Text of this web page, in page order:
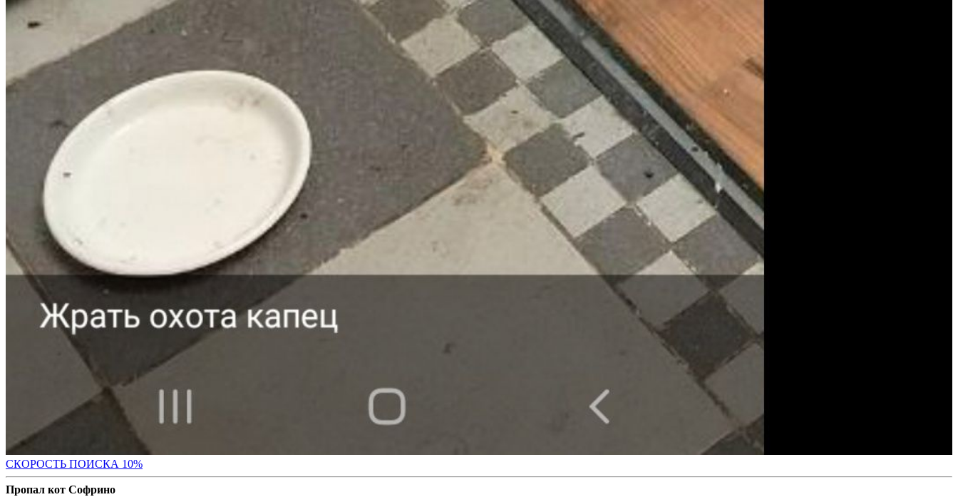
СКОРОСТЬ ПОИСКА 10%
Пропал кот Софрино